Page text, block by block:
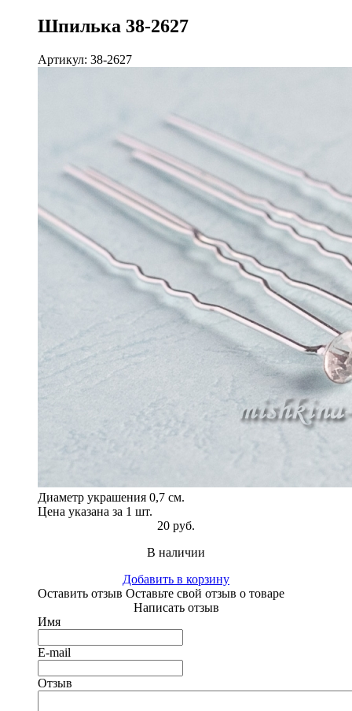
Шпилька 38-2627
Артикул: 38-2627
Диаметр украшения 0,7 см.
Цена указана за 1 шт.
20 руб.
В наличии
Добавить в корзину
Оставить отзыв Оставьте свой отзыв о товаре
Написать отзыв
Имя
E-mail
Отзыв